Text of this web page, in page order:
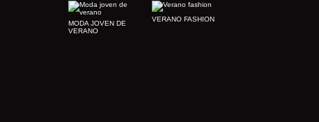
VERANO FASHION
MODA JOVEN DE
VERANO